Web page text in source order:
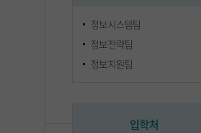
정보시스템팀
정보전략팀
정보지원팀
입학처